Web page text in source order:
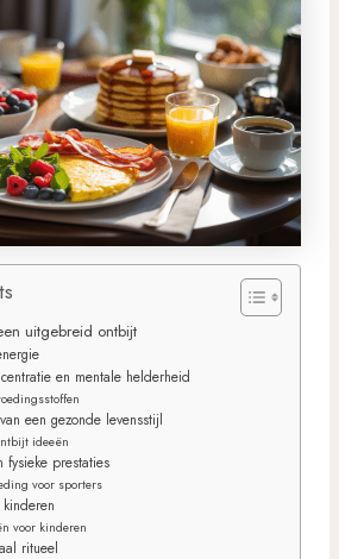
uitgebreid ontbijt
en mentale helderheid
een gezonde levensstijl
ideeën
fysieke prestaties
voor sporters
voor kinderen
ritueel